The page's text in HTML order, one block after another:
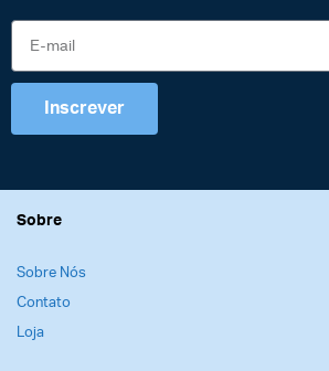
Inscrever
Sobre
Sobre Nós
Contato
Loja